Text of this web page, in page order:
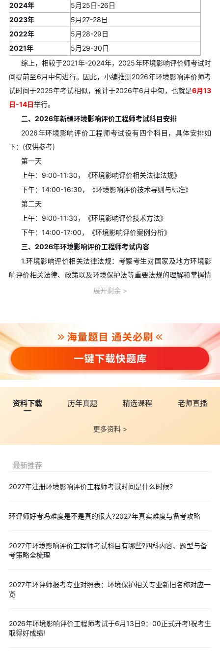
2024年
5月25日-26日
2023年
5月27-28日
2022年
5月28-29日
2021年
5月29-30日
综上，相较于2021年-2024年，2025年环境影响评价师考试时
间提前至6月中旬进行。因此，小编推测2026年环境影响评价师考
试时间于2025年考试相似，预计于2026年6月中旬，也就是6月13
日-14日举行。
二、2026年新疆环境影响评价工程师考试科目安排
2026年环境影响评价工程师考试设有四个科目，具体安排如
下：(仅供参考)
第一天
上午：9:00-11:30，《环境影响评价相关法律法规》
下午：14:00-16:30，《环境影响评价技术导则与标准》
第二天
上午：9:00-11:30，《环境影响评价技术方法》
下午：14:00-17:00，《环境影响评价案例分析》
三、2026年环境影响评价工程师考试内容
1.环境影响评价相关法律法规：考察考生对国家及地方环境影
响评价相关法律、政策以及环境保护法等重要法规的理解和掌握情
3.环境影响评价技术方法：关注考生对环境影响评价技术方法
的应用能力。
4.环境影响评价案例分析：侧重于考生对环境影响评价案例的
分析能力。
四、备考策略
1.系统学习：考生需要系统地学习每个科目的知识点，特别是
2.案例分析练习：通过分析历年的案例，提高解决实际问题的
能力。
试的节奏和时间限制。
点击查看/下载>>环境影响评价师模拟试题
4.关注大纲变化：考试大纲可能会有所变化，考生需要关注最
点击参考/下载>>环境影响评价工程师职业资格考试大纲
(2025年版)4科汇总
科目汇总)
信息栏的短信提醒，报名时间确定后我们将及时发送短信提醒您
展开剩余
资料下载 历年真题 精选课程 老师直播
更多资料 >
最新推荐
2027年注册环境影响评价工程师考试时间是什么时候?
环评师好考吗难度是不是真的很大?2027年真实难度与备考攻略
2027年环境影响评价工程师考试科目有哪些?四科内容、题型与备
考策略全梳理
2027年环评师报考专业对照表：环境保护相关专业新旧名称对应一
览
2026年环境影响评价工程师考试于6月13日9：00正式开考!祝考生
取得好成绩!